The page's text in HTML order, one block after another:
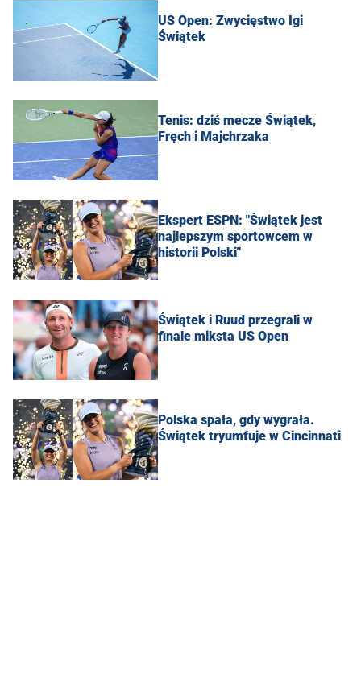
US Open: Zwycięstwo Igi
Świątek
Tenis: dziś mecze Świątek,
Fręch i Majchrzaka
Ekspert ESPN: "Świątek jest
najlepszym sportowcem w
historii Polski"
Świątek i Ruud przegrali w
finale miksta US Open
Polska spała, gdy wygrała.
Świątek tryumfuje w Cincinnati